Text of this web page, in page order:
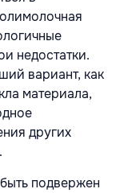
недостатки.
вариант, как
материала,
других
подвержен